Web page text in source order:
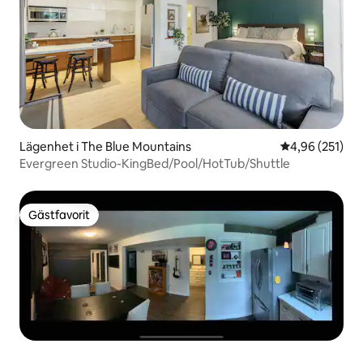
Lägenhet i The Blue Mountains 4,96 av 5 i
4,96 (251)
Evergreen Studio-KingBed/Pool/HotTub/Shuttle
Gästfavorit
Gästfavorit